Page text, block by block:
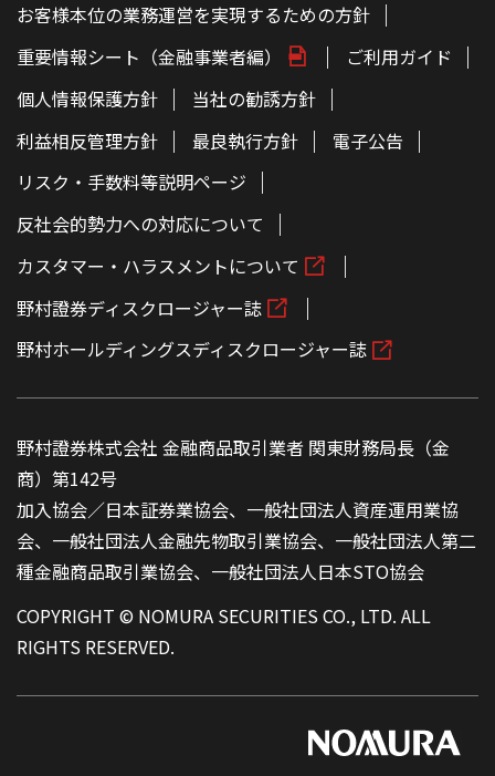
お客様本位の業務運営を実現するための方針
重要情報シート（金融事業者編）
ご利用ガイド
個人情報保護方針
当社の勧誘方針
利益相反管理方針
最良執行方針
電子公告
リスク・手数料等説明ページ
反社会的勢力への対応について
カスタマー・ハラスメントについて
野村證券ディスクロージャー誌
野村ホールディングスディスクロージャー誌
野村證券株式会社 金融商品取引業者 関東財務局長（金
商）第142号
加入協会／日本証券業協会、一般社団法人資産運用業協
会、一般社団法人金融先物取引業協会、一般社団法人第二
種金融商品取引業協会、一般社団法人日本STO協会
COPYRIGHT © NOMURA SECURITIES CO., LTD. ALL
RIGHTS RESERVED.